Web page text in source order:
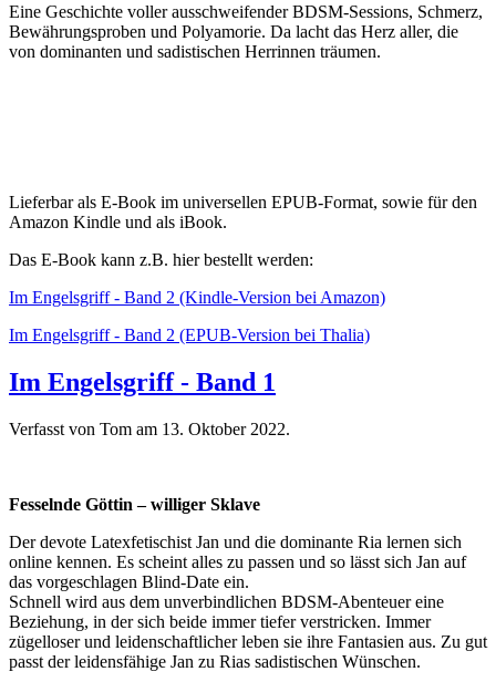
Eine Geschichte voller ausschweifender BDSM-Sessions, Schmerz,
Bewährungsproben und Polyamorie. Da lacht das Herz aller, die
von dominanten und sadistischen Herrinnen träumen.
Lieferbar als E-Book im universellen EPUB-Format, sowie für den
Amazon Kindle und als iBook.
Das E-Book kann z.B. hier bestellt werden:
Im Engelsgriff - Band 2 (Kindle-Version bei Amazon)
Im Engelsgriff - Band 2 (EPUB-Version bei Thalia)
Im Engelsgriff - Band 1
Verfasst von Tom am 13. Oktober 2022.
Fesselnde Göttin – williger Sklave
Der devote Latexfetischist Jan und die dominante Ria lernen sich
online kennen. Es scheint alles zu passen und so lässt sich Jan auf
das vorgeschlagen Blind-Date ein.
Schnell wird aus dem unverbindlichen BDSM-Abenteuer eine
Beziehung, in der sich beide immer tiefer verstricken. Immer
zügelloser und leidenschaftlicher leben sie ihre Fantasien aus. Zu gut
passt der leidensfähige Jan zu Rias sadistischen Wünschen.